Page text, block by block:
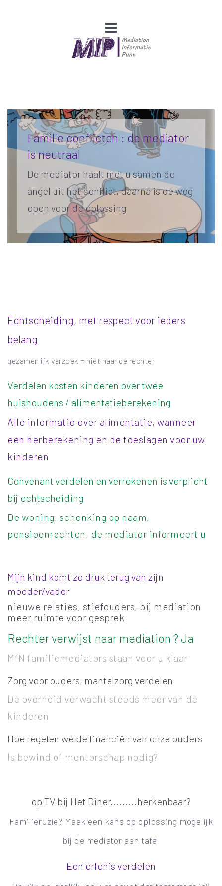
Familie conflicten : de mediator
is neutraal
De mediator haalt met u samen de
angel uit het conflict, daarna is de weg
open voor de oplossing
Echtscheiding, met respect voor ieders
belang
gezamenlijk verzoek = niet naar de rechter
Verdelen kosten kinderen over twee
huishoudens / alimentatieberekening
Alle informatie over alimentatie, wanneer
een herberekening en de toeslagen voor uw
kinderen
Convenant verdelen en verrekenen is verplicht
bij echtscheiding
De woning, schenking op naam,
pensioenrechten, de mediator informeert u
Mijn kind komt zo druk terug van zijn
moeder/vader
nieuwe relaties, stiefouders, bij mediation
meer ruimte voor gesprek
Rechter verwijst naar mediation ? Ja
MfN familiemediators staan voor u klaar
Zorg voor ouders, mantelzorg verdelen
De overheid verwacht steeds meer van de
kinderen
Hoe regelen we de financiën van onze ouders
Is bewind of mentorschap nodig?
op TV bij Het Diner.........herkenbaar?
Familieruzie? Maak een kans op oplossing mogelijk
bij de mediator aan tafel
Een erfenis verdelen